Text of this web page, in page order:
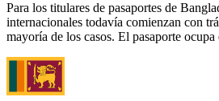
Para los titulares de pasaportes de
internacionales todavía comienzan con
mayoría de los casos. El pasaporte ocupa